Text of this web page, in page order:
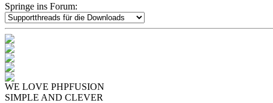
Springe ins Forum:
WE LOVE PHPFUSION
SIMPLE AND CLEVER